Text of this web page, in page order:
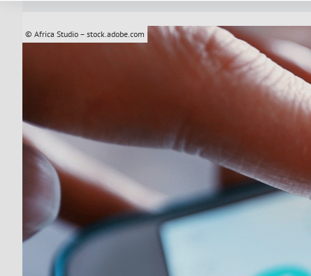
© Africa Studio – stock.adobe.com